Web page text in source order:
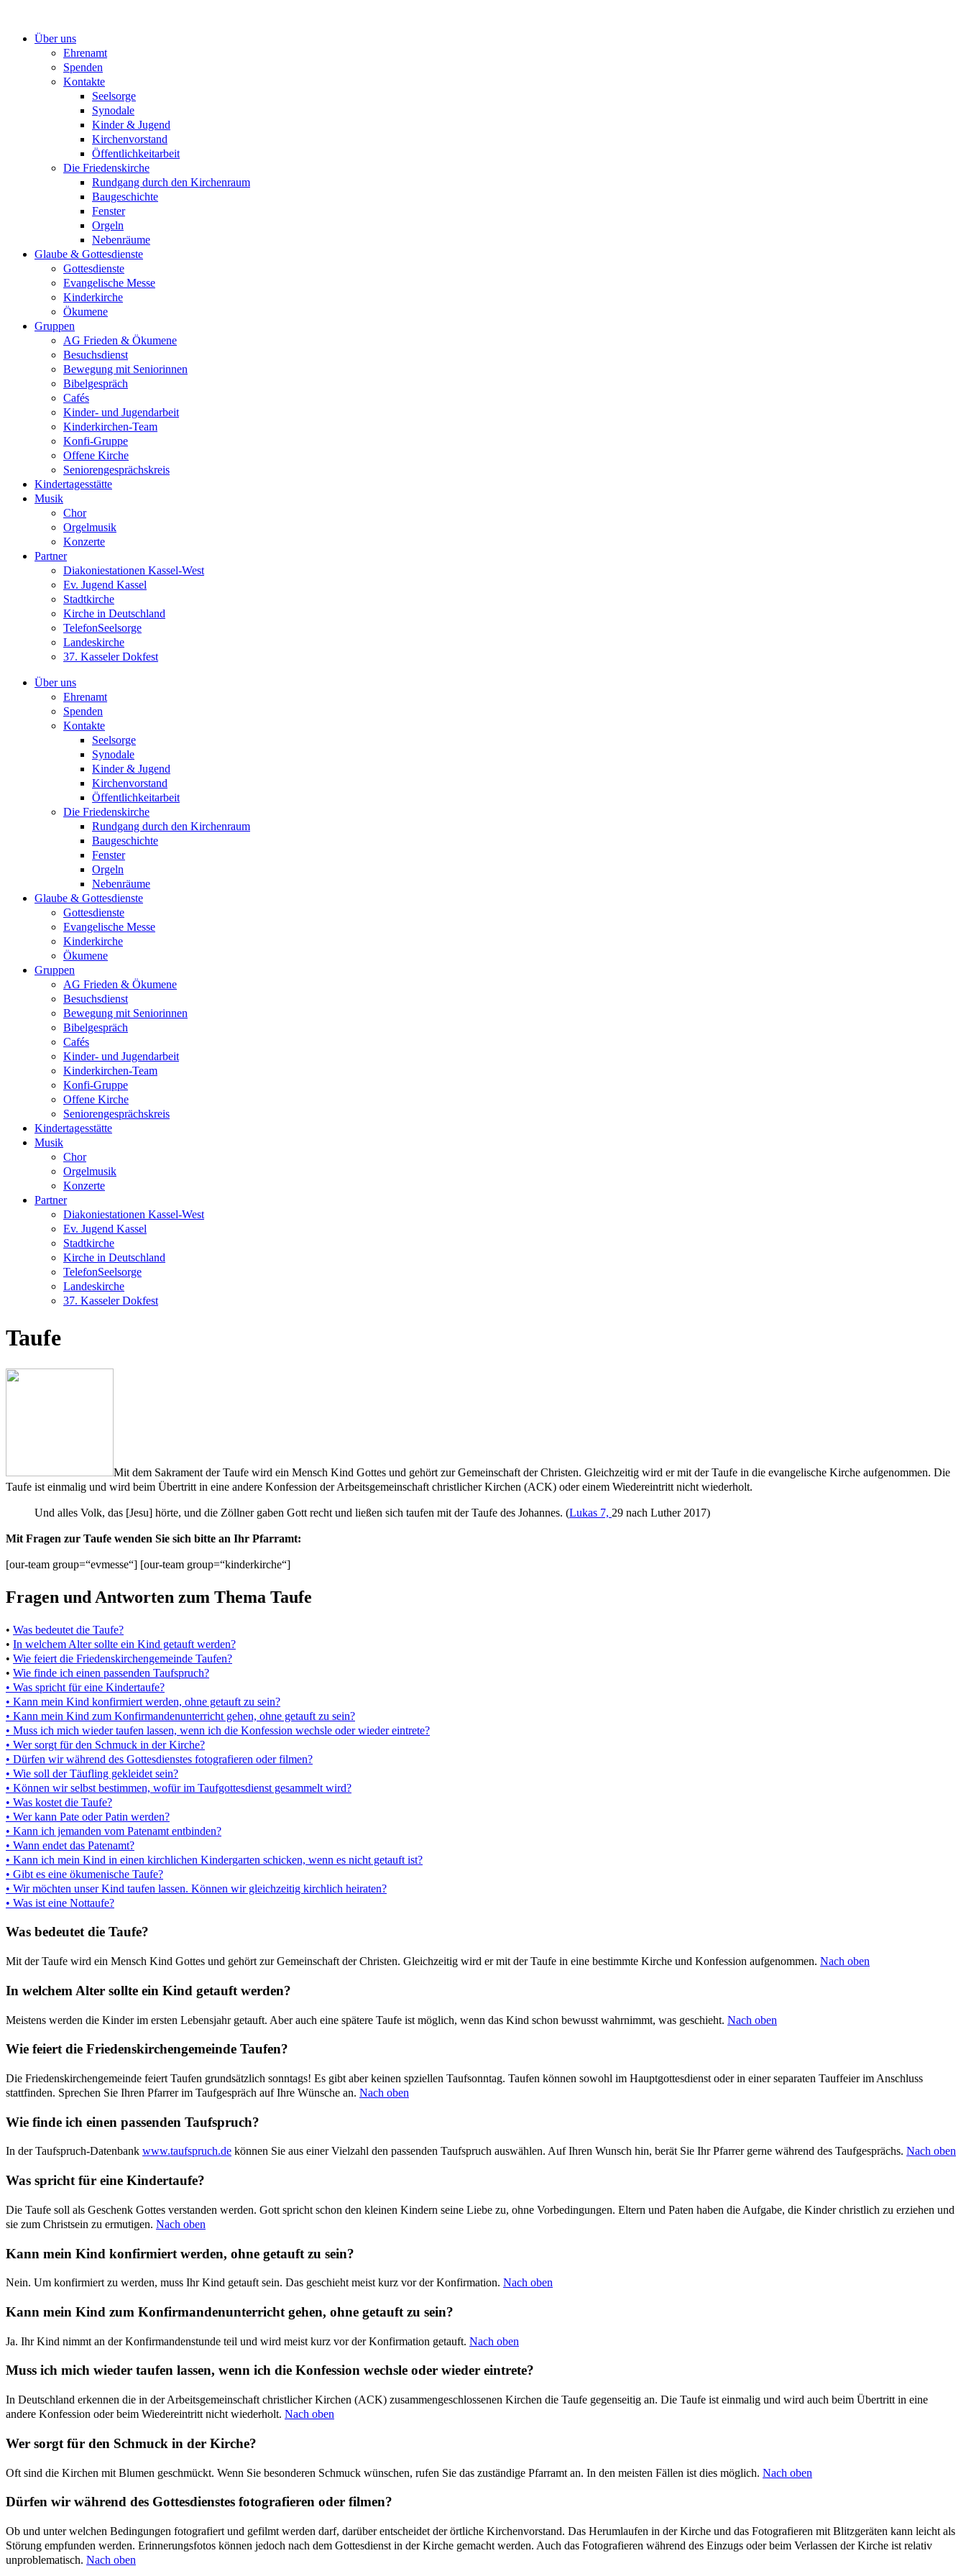
springenÜber uns
Ehrenamt
Spenden
Kontakte
Seelsorge
Synodale
Kinder & Jugend
Kirchenvorstand
Öffentlichkeitarbeit
Die Friedenskirche
Rundgang durch den Kirchenraum
Baugeschichte
Fenster
Orgeln
Nebenräume
Glaube & Gottesdienste
Gottesdienste
Evangelische Messe
Kinderkirche
Ökumene
Gruppen
AG Frieden & Ökumene
Besuchsdienst
Bewegung mit Seniorinnen
Bibelgespräch
Cafés
Kinder- und Jugendarbeit
Kinderkirchen-Team
Konfi-Gruppe
Offene Kirche
Seniorengesprächskreis
Kindertagesstätte
Musik
Chor
Orgelmusik
Konzerte
Partner
Diakoniestationen Kassel-West
Ev. Jugend Kassel
Stadtkirche
Kirche in Deutschland
TelefonSeelsorge
Landeskirche
37. Kasseler Dokfest
Über uns
Ehrenamt
Spenden
Kontakte
Seelsorge
Synodale
Kinder & Jugend
Kirchenvorstand
Öffentlichkeitarbeit
Die Friedenskirche
Rundgang durch den Kirchenraum
Baugeschichte
Fenster
Orgeln
Nebenräume
Glaube & Gottesdienste
Gottesdienste
Evangelische Messe
Kinderkirche
Ökumene
Gruppen
AG Frieden & Ökumene
Besuchsdienst
Bewegung mit Seniorinnen
Bibelgespräch
Cafés
Kinder- und Jugendarbeit
Kinderkirchen-Team
Konfi-Gruppe
Offene Kirche
Seniorengesprächskreis
Kindertagesstätte
Musik
Chor
Orgelmusik
Konzerte
Partner
Diakoniestationen Kassel-West
Ev. Jugend Kassel
Stadtkirche
Kirche in Deutschland
TelefonSeelsorge
Landeskirche
37. Kasseler Dokfest
Taufe
Mit dem Sakrament der Taufe wird ein Mensch Kind Gottes und gehört zur Gemeinschaft der Christen. Gleichzeitig wird er mit der Taufe in die evangelische Kirche aufgenommen. Die
Taufe ist einmalig und wird beim Übertritt in eine andere Konfession der Arbeitsgemeinschaft christlicher Kirchen (ACK) oder einem Wiedereintritt nicht wiederholt.
Und alles Volk, das [Jesu] hörte, und die Zöllner gaben Gott recht und ließen sich taufen mit der Taufe des Johannes. (Lukas 7, 29 nach Luther 2017)
Mit Fragen zur Taufe wenden Sie sich bitte an Ihr Pfarramt:
[our-team group=“evmesse“] [our-team group=“kinderkirche“]
Fragen und Antworten zum Thema Taufe
• Was bedeutet die Taufe?
• In welchem Alter sollte ein Kind getauft werden?
• Wie feiert die Friedenskirchengemeinde Taufen?
• Wie finde ich einen passenden Taufspruch?
• Was spricht für eine Kindertaufe?
• Kann mein Kind konfirmiert werden, ohne getauft zu sein?
• Kann mein Kind zum Konfirmandenunterricht gehen, ohne getauft zu sein?
• Muss ich mich wieder taufen lassen, wenn ich die Konfession wechsle oder wieder eintrete?
• Wer sorgt für den Schmuck in der Kirche?
• Dürfen wir während des Gottesdienstes fotografieren oder filmen?
• Wie soll der Täufling gekleidet sein?
• Können wir selbst bestimmen, wofür im Taufgottesdienst gesammelt wird?
• Was kostet die Taufe?
• Wer kann Pate oder Patin werden?
• Kann ich jemanden vom Patenamt entbinden?
• Wann endet das Patenamt?
• Kann ich mein Kind in einen kirchlichen Kindergarten schicken, wenn es nicht getauft ist?
• Gibt es eine ökumenische Taufe?
• Wir möchten unser Kind taufen lassen. Können wir gleichzeitig kirchlich heiraten?
• Was ist eine Nottaufe?
Was bedeutet die Taufe?
Mit der Taufe wird ein Mensch Kind Gottes und gehört zur Gemeinschaft der Christen. Gleichzeitig wird er mit der Taufe in eine bestimmte Kirche und Konfession aufgenommen. Nach oben
In welchem Alter sollte ein Kind getauft werden?
Meistens werden die Kinder im ersten Lebensjahr getauft. Aber auch eine spätere Taufe ist möglich, wenn das Kind schon bewusst wahrnimmt, was geschieht. Nach oben
Wie feiert die Friedenskirchengemeinde Taufen?
Die Friedenskirchengemeinde feiert Taufen grundsätzlich sonntags! Es gibt aber keinen spziellen Taufsonntag. Taufen können sowohl im Hauptgottesdienst oder in einer separaten Tauffeier im Anschluss
stattfinden. Sprechen Sie Ihren Pfarrer im Taufgespräch auf Ihre Wünsche an. Nach oben
Wie finde ich einen passenden Taufspruch?
In der Taufspruch-Datenbank www.taufspruch.de können Sie aus einer Vielzahl den passenden Taufspruch auswählen. Auf Ihren Wunsch hin, berät Sie Ihr Pfarrer gerne während des Taufgesprächs. Nach oben
Was spricht für eine Kindertaufe?
Die Taufe soll als Geschenk Gottes verstanden werden. Gott spricht schon den kleinen Kindern seine Liebe zu, ohne Vorbedingungen. Eltern und Paten haben die Aufgabe, die Kinder christlich zu erziehen und
sie zum Christsein zu ermutigen. Nach oben
Kann mein Kind konfirmiert werden, ohne getauft zu sein?
Nein. Um konfirmiert zu werden, muss Ihr Kind getauft sein. Das geschieht meist kurz vor der Konfirmation. Nach oben
Kann mein Kind zum Konfirmandenunterricht gehen, ohne getauft zu sein?
Ja. Ihr Kind nimmt an der Konfirmandenstunde teil und wird meist kurz vor der Konfirmation getauft. Nach oben
Muss ich mich wieder taufen lassen, wenn ich die Konfession wechsle oder wieder eintrete?
In Deutschland erkennen die in der Arbeitsgemeinschaft christlicher Kirchen (ACK) zusammengeschlossenen Kirchen die Taufe gegenseitig an. Die Taufe ist einmalig und wird auch beim Übertritt in eine
andere Konfession oder beim Wiedereintritt nicht wiederholt. Nach oben
Wer sorgt für den Schmuck in der Kirche?
Oft sind die Kirchen mit Blumen geschmückt. Wenn Sie besonderen Schmuck wünschen, rufen Sie das zuständige Pfarramt an. In den meisten Fällen ist dies möglich. Nach oben
Dürfen wir während des Gottesdienstes fotografieren oder filmen?
Ob und unter welchen Bedingungen fotografiert und gefilmt werden darf, darüber entscheidet der örtliche Kirchenvorstand. Das Herumlaufen in der Kirche und das Fotografieren mit Blitzgeräten kann leicht als
Störung empfunden werden. Erinnerungsfotos können jedoch nach dem Gottesdienst in der Kirche gemacht werden. Auch das Fotografieren während des Einzugs oder beim Verlassen der Kirche ist relativ
unproblematisch. Nach oben